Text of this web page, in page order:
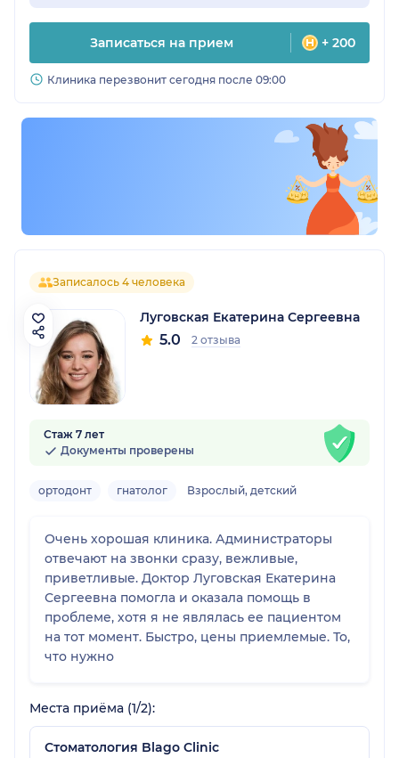
Записаться на прием + 200
Клиника перезвонит сегодня после 09:00
Записалось 4 человека
Луговская Екатерина Сергеевна
5.0 2 отзыва
Стаж 7 лет
Документы проверены
ортодонт гнатолог Взрослый, детский
Очень хорошая клиника. Администраторы
отвечают на звонки сразу, вежливые,
приветливые. Доктор Луговская Екатерина
Сергеевна помогла и оказала помощь в
проблеме, хотя я не являлась ее пациентом
на тот момент. Быстро, цены приемлемые. То,
что нужно
Места приёма (1/2):
Стоматология Blago Clinic